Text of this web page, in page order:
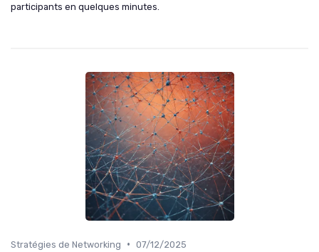
participants en quelques minutes.
Stratégies de Networking • 07/12/2025